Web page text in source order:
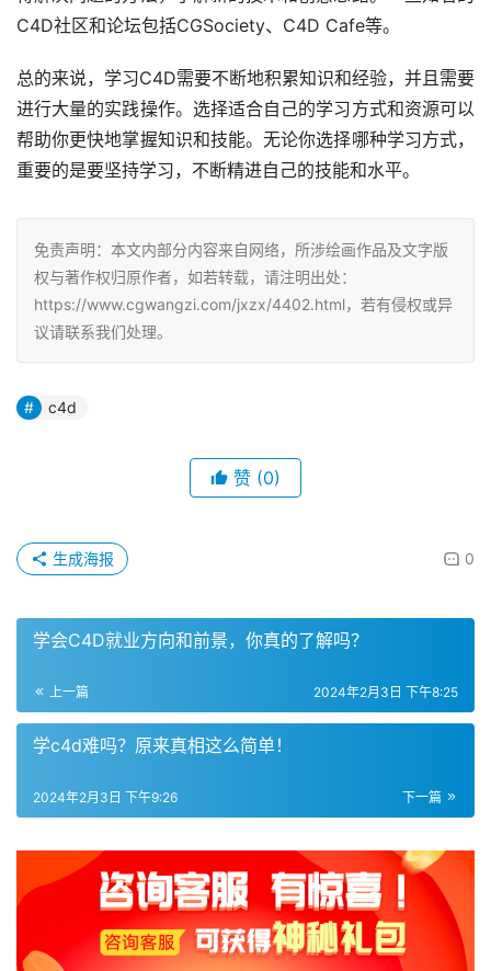
C4D社区和论坛包括CGSociety、C4D Cafe等。
总的来说，学习C4D需要不断地积累知识和经验，并且需要
进行大量的实践操作。选择适合自己的学习方式和资源可以
帮助你更快地掌握知识和技能。无论你选择哪种学习方式，
重要的是要坚持学习，不断精进自己的技能和水平。
免责声明：本文内部分内容来自网络，所涉绘画作品及文字版
权与著作权归原作者，如若转载，请注明出处：
https://www.cgwangzi.com/jxzx/4402.html，若有侵权或异
议请联系我们处理。
c4d
赞 (0)
0
生成海报
学会C4D就业方向和前景，你真的了解吗？
上一篇 2024年2月3日 下午8:25
学c4d难吗？原来真相这么简单！
下一篇
2024年2月3日 下午9:26